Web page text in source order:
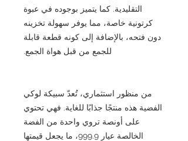
التقليدية. كما يتميز بوجوده في عبوة
كرتونية خاصة، مما يوفر سهولة تخزينه
دون فتحه، بالإضافة إلى كونه قطعة قابلة
للجمع من قبل هواة الجمع.
من منظور استثماري، تُعدّ سبيكة لوكي
الفضية هذه منتجًا جذابًا للغاية. فهي تحتوي
على أونصة تروي واحدة من الفضة
الخالصة عيار 999.9، ما يجعل قيمتها